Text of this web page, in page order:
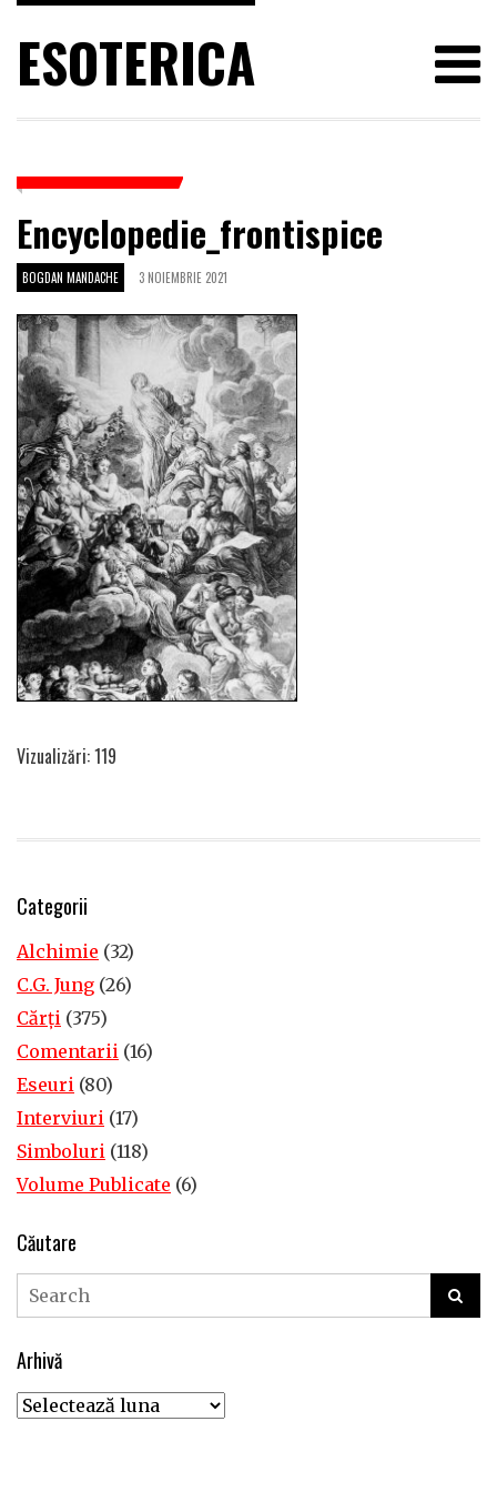
ESOTERICA
Encyclopedie_frontispice
BOGDAN MANDACHE 3 NOIEMBRIE 2021
Vizualizări: 119
Categorii
Alchimie (32)
C.G. Jung (26)
Cărţi (375)
Comentarii (16)
Eseuri (80)
Interviuri (17)
Simboluri (118)
Volume Publicate (6)
Căutare
Arhivă